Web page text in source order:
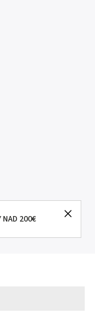
NAD 200€